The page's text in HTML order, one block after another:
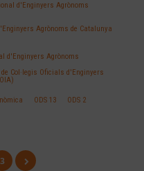
d'Enginyers Agrònoms
Agrònoms de Catalunya
d'Enginyers Agrònoms
Col·legis Oficials d'Enginyers
ODS 13 ODS 2
3